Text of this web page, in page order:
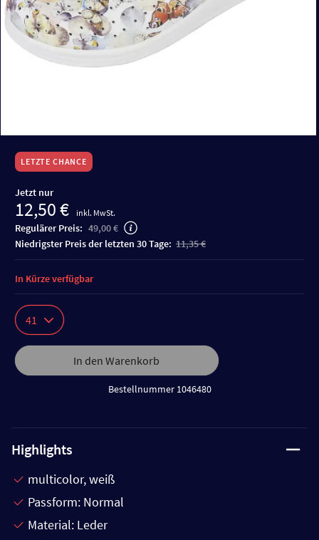
LETZTE CHANCE
Jetzt nur
12,50 € inkl. MwSt.
Regulärer Preis: 49,00 €
niedrigster Preis der letzten 30 Tage: 11,35 €
41
In den Warenkorb
Bestellnummer 1046480
In Kürze verfügbar
Highlights
multicolor, weiß
Passform: Normal
Material: Leder